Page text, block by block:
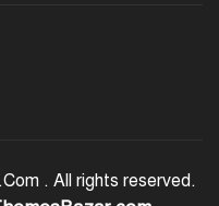
. All rights reserved.